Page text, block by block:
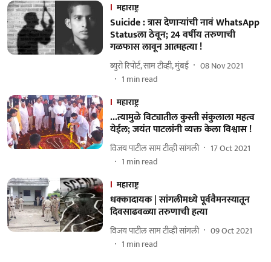
महाराष्ट्र
Suicide : त्रास देणाऱ्यांची नावं WhatsApp
Statusला ठेवून; 24 वर्षीय तरुणाची
गळफास लावून आत्महत्या !
ब्युरो रिपोर्ट, साम टीव्ही, मुंबई
08 Nov 2021
1 min read
महाराष्ट्र
...त्यामुळे विट्यातील कुस्ती संकुलाला महत्व
येईल; जयंत पाटलांनी व्यक्त केला विश्वास !
विजय पाटील साम टीव्ही सांगली
17 Oct 2021
1 min read
महाराष्ट्र
धक्कादायक | सांगलीमध्ये पूर्ववैमनस्यातून
दिवसाढवळ्या तरुणाची हत्या
विजय पाटील साम टीव्ही सांगली
09 Oct 2021
1 min read